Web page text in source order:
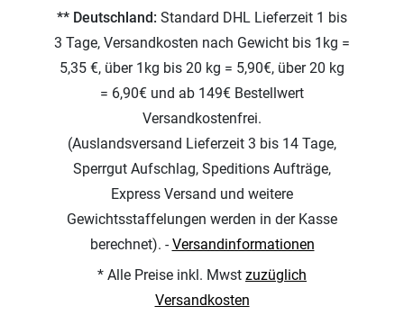
** Deutschland: Standard DHL Lieferzeit 1 bis
3 Tage, Versandkosten nach Gewicht bis 1kg =
5,35 €, über 1kg bis 20 kg = 5,90€, über 20 kg
= 6,90€ und ab 149€ Bestellwert
Versandkostenfrei.
(Auslandsversand Lieferzeit 3 bis 14 Tage,
Sperrgut Aufschlag, Speditions Aufträge,
Express Versand und weitere
Gewichtsstaffelungen werden in der Kasse
berechnet). -Versandinformationen
* Alle Preise inkl. Mwst zuzüglich
Versandkosten